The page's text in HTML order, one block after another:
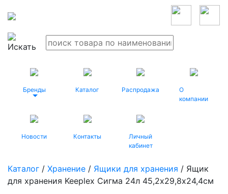
Бренды Каталог Распродажа
О
компании
Новости Контакты
Личный
кабинет
Каталог / Хранение / Ящики для хранения / Ящик
для хранения Keeplex Сигма 24л 45,2х29,8х24,4см